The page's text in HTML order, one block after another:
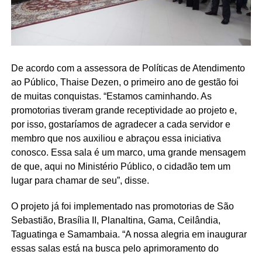
De acordo com a assessora de Políticas de Atendimento
ao Público, Thaise Dezen, o primeiro ano de gestão foi
de muitas conquistas. “Estamos caminhando. As
promotorias tiveram grande receptividade ao projeto e,
por isso, gostaríamos de agradecer a cada servidor e
membro que nos auxiliou e abraçou essa iniciativa
conosco. Essa sala é um marco, uma grande mensagem
de que, aqui no Ministério Público, o cidadão tem um
lugar para chamar de seu”, disse.
O projeto já foi implementado nas promotorias de São
Sebastião, Brasília II, Planaltina, Gama, Ceilândia,
Taguatinga e Samambaia. “A nossa alegria em inaugurar
essas salas está na busca pelo aprimoramento do